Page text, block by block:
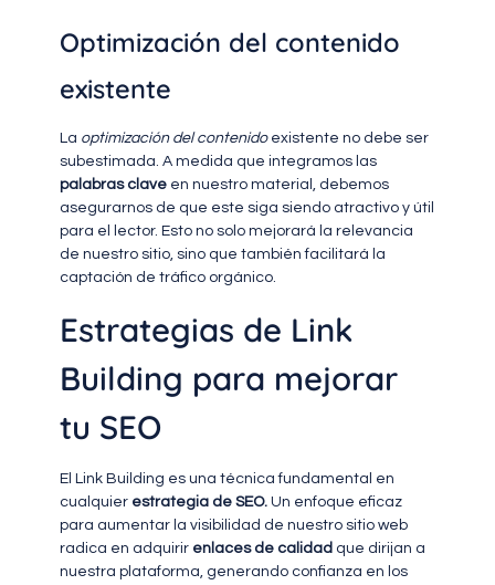
Optimización del contenido
existente
La optimización del contenidoexistente no debe ser
subestimada. A medida que integramos las
palabras claveen nuestro material, debemos
asegurarnos de que este siga siendo atractivo y útil
para el lector. Esto no solo mejorará la relevancia
de nuestro sitio, sino que también facilitará la
captación de tráfico orgánico.
Estrategias de Link
Building para mejorar
tu SEO
El Link Building es una técnica fundamental en
cualquier estrategia de SEO.Un enfoque eficaz
para aumentar la visibilidad de nuestro sitio web
radica en adquirir enlaces de calidad que dirijan a
nuestra plataforma, generando confianza en los